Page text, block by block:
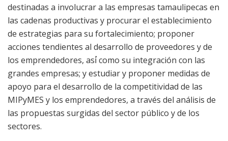
destinadas a involucrar a las empresas tamaulipecas en
las cadenas productivas y procurar el establecimiento
de estrategias para su fortalecimiento; proponer
acciones tendientes al desarrollo de proveedores y de
los emprendedores, así́ como su integración con las
grandes empresas; y estudiar y proponer medidas de
apoyo para el desarrollo de la competitividad de las
MIPyMES y los emprendedores, a través del análisis de
las propuestas surgidas del sector público y de los
sectores.